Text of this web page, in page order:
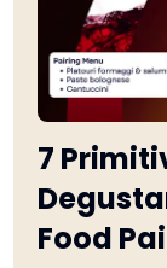
7
Food